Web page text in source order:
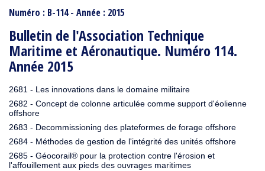
Numéro : B-114 - Année : 2015
Bulletin de l'Association Technique
Maritime et Aéronautique. Numéro 114.
Année 2015
2681 - Les innovations dans le domaine militaire
2682 - Concept de colonne articulée comme support d'éolienne
offshore
2683 - Decommissioning des plateformes de forage offshore
2684 - Méthodes de gestion de l'intégrité des unités offshore
2685 - Géocorail® pour la protection contre l'érosion et
l'affouillement aux pieds des ouvrages maritimes